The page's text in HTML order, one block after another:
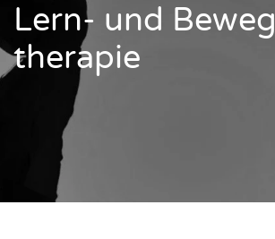
Lern- und
the­ra­pie